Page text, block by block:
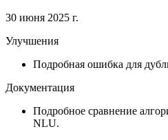
30 июня 2025 г.
Улучшения
Подробная ошибка для
Документация
Подробное сравнение
NLU.